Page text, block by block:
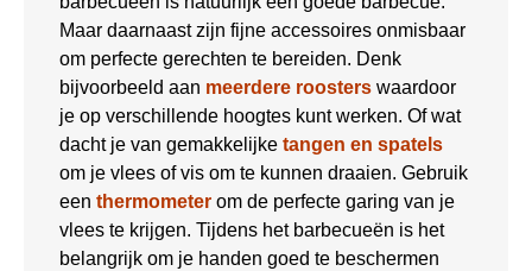
Maar daarnaast zijn fijne accessoires onmisbaar
om perfecte gerechten te bereiden. Denk
bijvoorbeeld aan meerdere roosters waardoor
je op verschillende hoogtes kunt werken. Of wat
dacht je van gemakkelijke tangen en spatels
om je vlees of vis om te kunnen draaien. Gebruik
een thermometer om de perfecte garing van je
vlees te krijgen. Tijdens het barbecueën is het
belangrijk om je handen goed te beschermen